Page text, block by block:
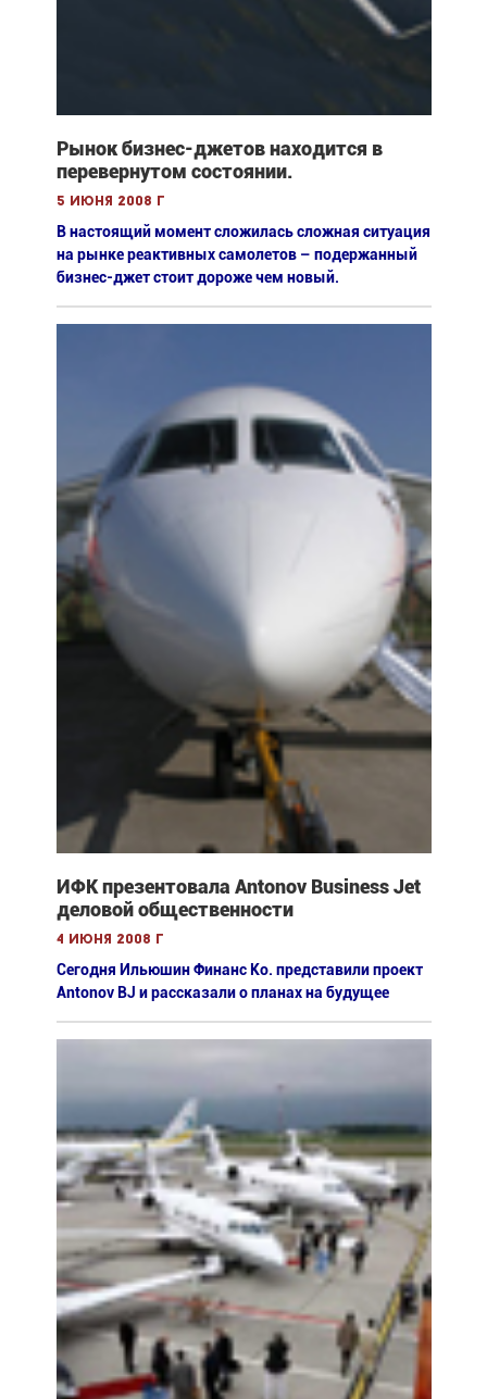
Рынок бизнес-джетов находится в
перевернутом состоянии.
5 июня 2008 г
В настоящий момент сложилась сложная ситуация
на рынке реактивных самолетов – подержанный
бизнес-джет стоит дороже чем новый.
ИФК презентовала Antonov Business Jet
деловой общественности
4 июня 2008 г
Сегодня Ильюшин Финанс Ко. представили проект
Antonov BJ и рассказали о планах на будущее